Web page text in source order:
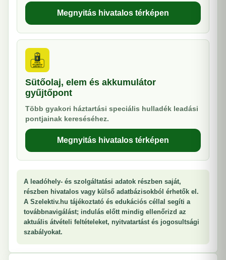
Megnyitás hivatalos térképen
Sütőolaj, elem és akkumulátor
gyűjtőpont
Több gyakori háztartási speciális hulladék leadási
pontjainak kereséséhez.
Megnyitás hivatalos térképen
A leadóhely- és szolgáltatási adatok részben saját,
részben hivatalos vagy külső adatbázisokból érhetők el.
A Szelektiv.hu tájékoztató és edukációs céllal segíti a
továbbnavigálást; indulás előtt mindig ellenőrizd az
aktuális átvételi feltételeket, nyitvatartást és jogosultsági
szabályokat.